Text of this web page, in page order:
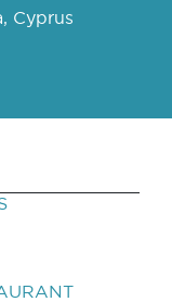
Cyprus